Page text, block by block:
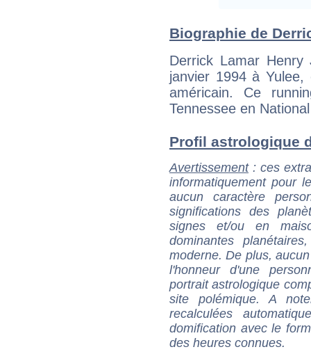
Biographie de
Derrick Lamar
janvier 1994 à
américain. Ce
Tennessee en
Profil astrologique
Avertissement: ces
informatiquement pour
aucun caractère
significations des
signes et/ou en
dominantes
moderne. De plus,
l'honneur d'une
portrait astrologique
site polémique. A
recalculées
domification avec le
des heures connues.